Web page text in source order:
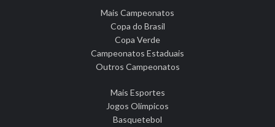
Mais Campeonatos
Copa do Brasil
Copa Verde
Campeonatos Estaduais
Outros Campeonatos
Mais Esportes
Jogos Olímpicos
Basquetebol